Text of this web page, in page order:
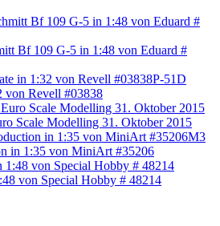
Bf 109 G-5 in 1:48 von Eduard #
P-51D
von Revell #03838
Scale Modelling 31. Oktober 2015
M3
in 1:35 von MiniArt #35206
von Special Hobby # 48214